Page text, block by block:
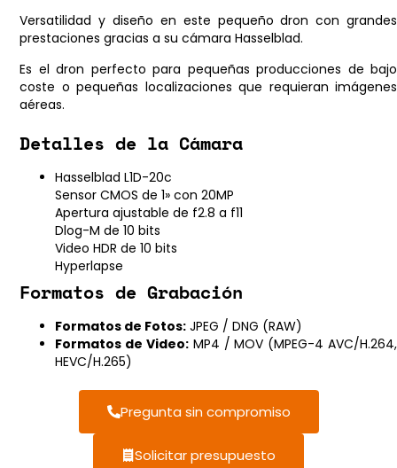
Versatilidad y diseño en este pequeño dron con grandes
prestaciones gracias a su cámara Hasselblad.
Es el dron perfecto para pequeñas producciones de bajo
coste o pequeñas localizaciones que requieran imágenes
aéreas.
Detalles de la Cámara
Hasselblad L1D-20c
Sensor CMOS de 1» con 20MP
Apertura ajustable de f2.8 a f11
Dlog-M de 10 bits
Video HDR de 10 bits
Hyperlapse
Formatos de Grabación
Formatos de Fotos: JPEG / DNG (RAW)
Formatos de Video: MP4 / MOV (MPEG-4 AVC/H.264,
HEVC/H.265)
Pregunta sin compromiso
Solicitar presupuesto